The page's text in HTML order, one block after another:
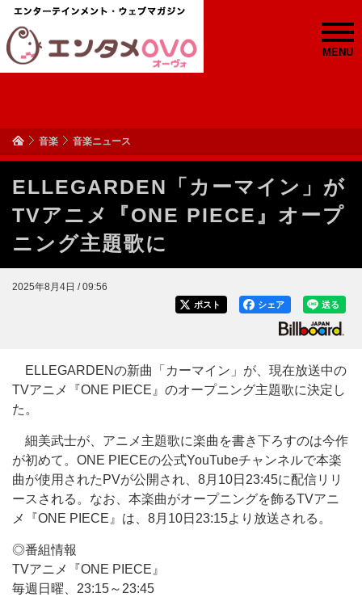
MENU
音楽 音楽ニュース
ELLEGARDEN「カーマイン」が
TVアニメ『ONE PIECE』オープ
ニング主題歌に
2025年8月4日 / 09:56
送る
シェア
ポスト
ELLEGARDENの新曲「カーマイン」が、現在放送中の
TVアニメ『ONE PIECE』のオープニング主題歌に決定し
た。
細美武士が、アニメ主題歌に楽曲を書き下ろすのは今作
が初めて。ONE PIECEの公式YouTubeチャンネルで本楽
曲が使用されたPVが公開され、8月10日23:45に配信リリ
ースされる。なお、本楽曲がオープニングを飾るTVアニ
メ『ONE PIECE』は、8月10日23:15より放送される。
◎番組情報
TVアニメ『ONE PIECE』
毎週日曜、23:15～23:45